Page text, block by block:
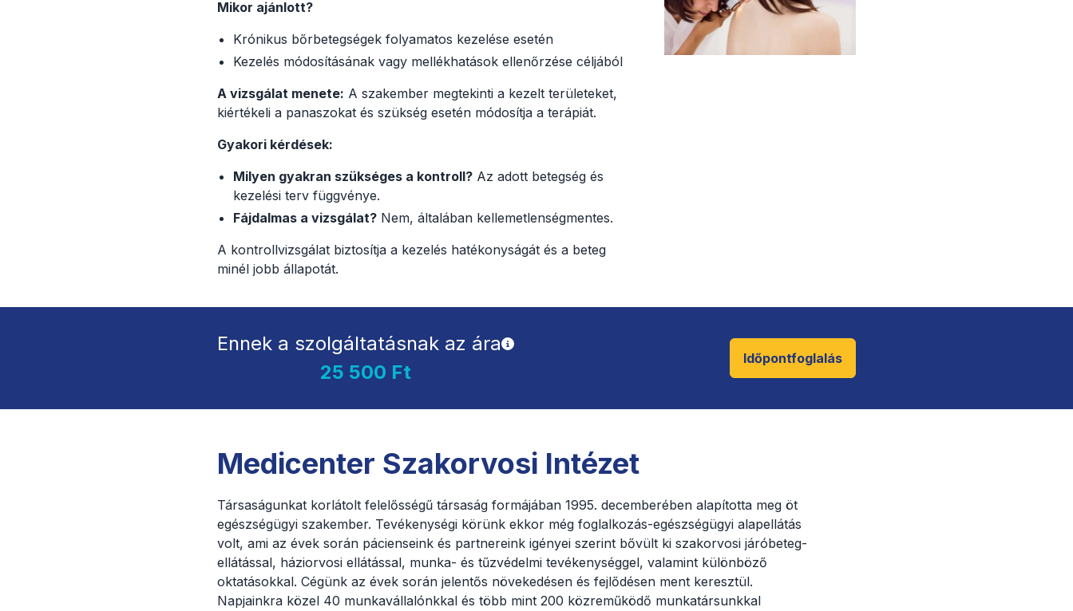
Mikor ajánlott?
Krónikus bőrbetegségek folyamatos kezelése esetén
Kezelés módosításának vagy mellékhatások ellenőrzése céljából
A vizsgálat menete: A szakember megtekinti a kezelt területeket,
kiértékeli a panaszokat és szükség esetén módosítja a terápiát.
Gyakori kérdések:
Milyen gyakran szükséges a kontroll? Az adott betegség és
kezelési terv függvénye.
Fájdalmas a vizsgálat? Nem, általában kellemetlenségmentes.
A kontrollvizsgálat biztosítja a kezelés hatékonyságát és a beteg
minél jobb állapotát.
Ennek a szolgáltatásnak az ára
25 500 Ft
Időpontfoglalás
Medicenter Szakorvosi Intézet
Társaságunkat korlátolt felelősségű társaság formájában 1995. decemberében alapította meg öt
egészségügyi szakember. Tevékenységi körünk ekkor még foglalkozás-egészségügyi alapellátás
volt, ami az évek során pácienseink és partnereink igényei szerint bővült ki szakorvosi járóbeteg-
ellátással, háziorvosi ellátással, munka- és tűzvédelmi tevékenységgel, valamint különböző
oktatásokkal. Cégünk az évek során jelentős növekedésen és fejlődésen ment keresztül.
Napjainkra közel 40 munkavállalónkkal és több mint 200 közreműködő munkatársunkkal